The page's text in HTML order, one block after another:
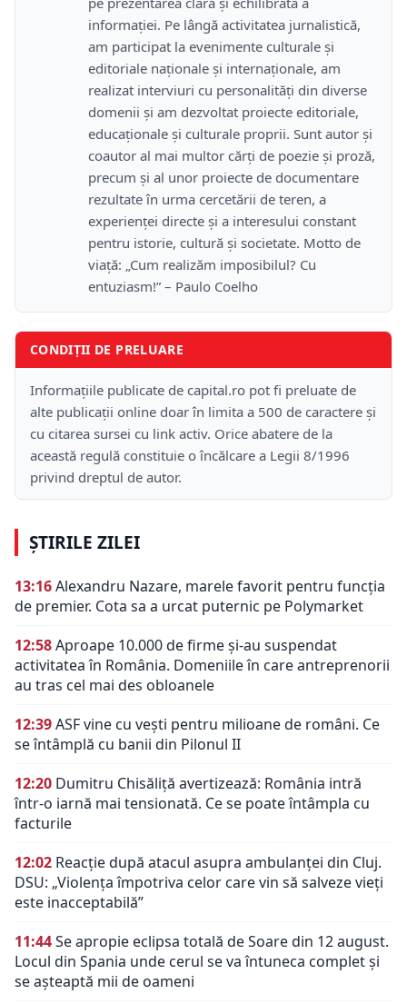
informației. Pe lângă activitatea jurnalistică,
am participat la evenimente culturale și
editoriale naționale și internaționale, am
realizat interviuri cu personalități din diverse
domenii și am dezvoltat proiecte editoriale,
educaționale și culturale proprii. Sunt autor și
coautor al mai multor cărți de poezie și proză,
precum și al unor proiecte de documentare
rezultate în urma cercetării de teren, a
experienței directe și a interesului constant
pentru istorie, cultură și societate. Motto de
viață: „Cum realizăm imposibilul? Cu
entuziasm!” – Paulo Coelho
CONDIȚII DE PRELUARE
Informațiile publicate de capital.ro pot fi preluate de
alte publicații online doar în limita a 500 de caractere și
cu citarea sursei cu link activ. Orice abatere de la
această regulă constituie o încălcare a Legii 8/1996
privind dreptul de autor.
ȘTIRILE ZILEI
13:16Alexandru Nazare, marele favorit pentru funcția
de premier. Cota sa a urcat puternic pe Polymarket
12:58Aproape 10.000 de firme și-au suspendat
activitatea în România. Domeniile în care antreprenorii
au tras cel mai des obloanele
12:39ASF vine cu vești pentru milioane de români. Ce
se întâmplă cu banii din Pilonul II
12:20 Dumitru Chisăliță avertizează: România intră
într-o iarnă mai tensionată. Ce se poate întâmpla cu
facturile
12:02 Reacție după atacul asupra ambulanței din Cluj.
DSU: „Violența împotriva celor care vin să salveze vieți
este inacceptabilă”
11:44Se apropie eclipsa totală de Soare din 12 august.
Locul din Spania unde cerul se va întuneca complet și
se așteaptă mii de oameni